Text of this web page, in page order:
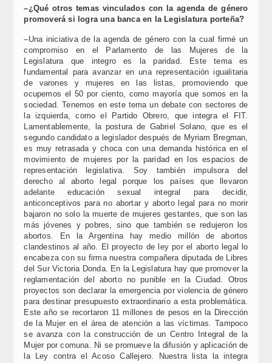
–¿Qué otros temas vinculados con la agenda de género
promoverá si logra una banca en la Legislatura porteña?
–Una iniciativa de la agenda de género con la cual firmé un
compromiso en el Parlamento de las Mujeres de la
Legislatura que integro es la paridad. Este tema es
fundamental para avanzar en una representación igualitaria
de varones y mujeres en las listas, promoviendo que
ocupemos el 50 por ciento, como mayoría que somos en la
sociedad. Tenemos en este tema un debate con sectores de
la izquierda, como el Partido Obrero, que integra el FIT.
Lamentablemente, la postura de Gabriel Solano, que es el
segundo candidato a legislador después de Myriam Bregman,
es muy retrasada y choca con una demanda histórica en el
movimiento de mujeres por la paridad en los espacios de
representación legislativa. Soy también impulsora del
derecho al aborto legal porque los países que llevaron
adelante educación sexual integral para decidir,
anticonceptivos para no abortar y aborto legal para no morir
bajaron no solo la muerte de mujeres gestantes, que son las
más jóvenes y pobres, sino que también se redujeron los
abortos. En la Argentina hay medio millón de abortos
clandestinos al año. El proyecto de ley por el aborto legal lo
encabeza con su firma nuestra compañera diputada de Libres
del Sur Victoria Donda. En la Legislatura hay que promover la
reglamentación del aborto no punible en la Ciudad. Otros
proyectos son declarar la emergencia por violencia de género
para destinar presupuesto extraordinario a esta problemática.
Este año se recortaron 11 millones de pesos en la Dirección
de la Mujer en el área de atención a las víctimas. Tampoco
se avanza con la construcción de un Centro Integral de la
Mujer por comuna. Ni se promueve la difusión y aplicación de
la Ley contra el Acoso Callejero. Nuestra lista la integra